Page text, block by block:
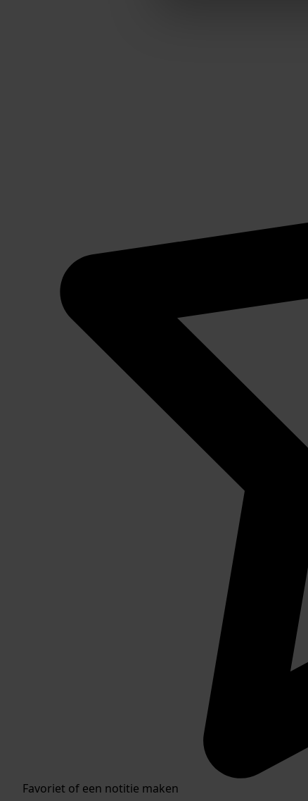
Favoriet of een notitie maken